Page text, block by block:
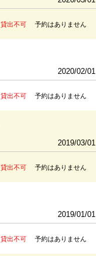
貸出不可 予約はありません
2020/02/01
貸出不可 予約はありません
2019/03/01
貸出不可 予約はありません
2019/01/01
貸出不可 予約はありません